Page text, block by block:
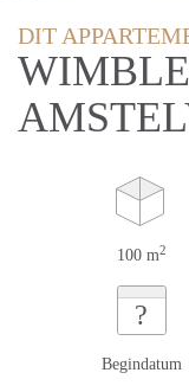
DIT
100 m2
?
Begindatum